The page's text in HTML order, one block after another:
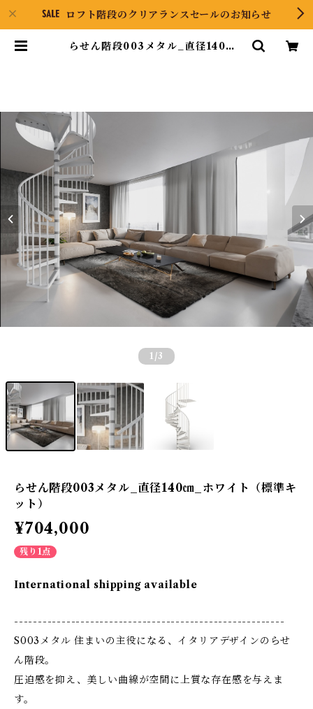
ロフト階段のクリアランスセールのお知らせ
らせん階段003メタル_直径140㎝_
1 /3
らせん階段003メタル_直径140㎝_ホワイト（標準キ
ット）
¥704,000
残り1点
International shipping available
---------------------------------------------------------
S003メタル 住まいの主役になる、イタリアデザインのらせ
ん階段。
圧迫感を抑え、美しい曲線が空間に上質な存在感を与えま
す。